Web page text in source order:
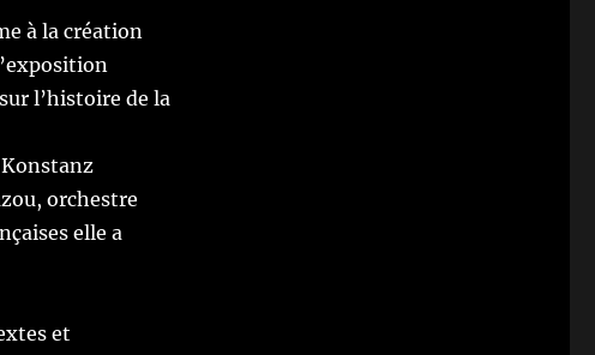
à la création
l’histoire de la
, orchestre
elle a
et